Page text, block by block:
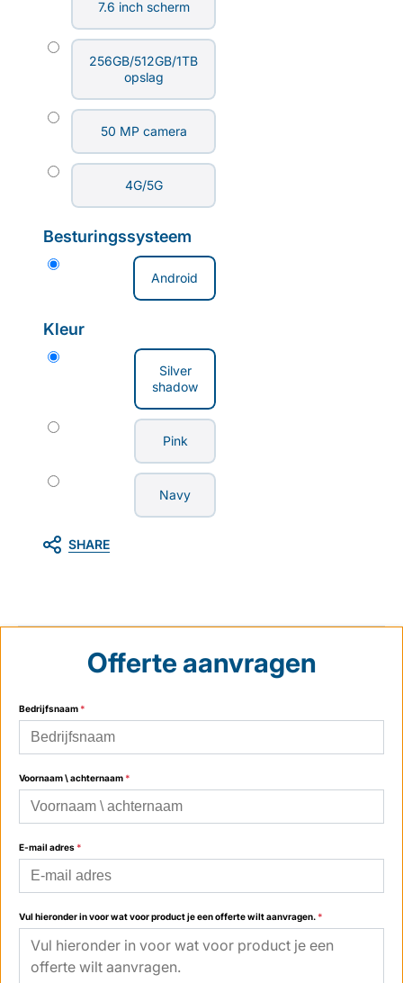
7.6 inch scherm
256GB/512GB/1TB
opslag
50 MP camera
4G/5G
Besturingssysteem
Android
Kleur
Silver
shadow
Pink
Navy
SHARE
Offerte aanvragen
Bedrijfsnaam *
Voornaam \ achternaam *
E-mail adres *
Vul hieronder in voor wat voor product je een offerte wilt aanvragen. *